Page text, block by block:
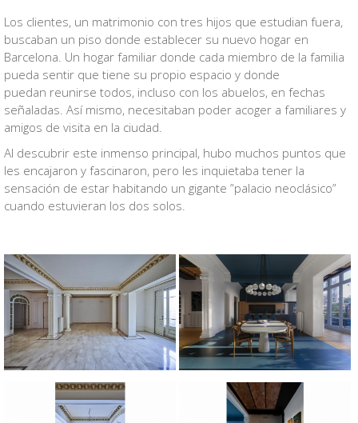
Los clientes, un matrimonio con tres hijos que estudian fuera,
buscaban un piso donde establecer su nuevo hogar en
Barcelona. Un hogar familiar donde cada miembro de la familia
pueda sentir que tiene su propio espacio y donde
puedan reunirse todos, incluso con los abuelos, en fechas
señaladas. Así mismo, necesitaban poder acoger a familiares y
amigos de visita en la ciudad.
Al descubrir este inmenso principal, hubo muchos puntos que
les encajaron y fascinaron, pero les inquietaba tener la
sensación de estar habitando un gigante ”palacio neoclásico”
cuando estuvieran los dos solos.